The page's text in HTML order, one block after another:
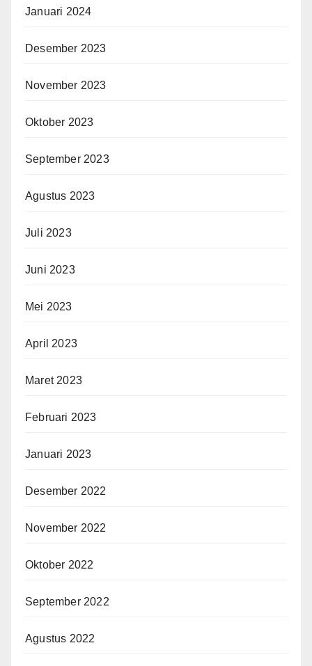
Januari 2024
Desember 2023
November 2023
Oktober 2023
September 2023
Agustus 2023
Juli 2023
Juni 2023
Mei 2023
April 2023
Maret 2023
Februari 2023
Januari 2023
Desember 2022
November 2022
Oktober 2022
September 2022
Agustus 2022